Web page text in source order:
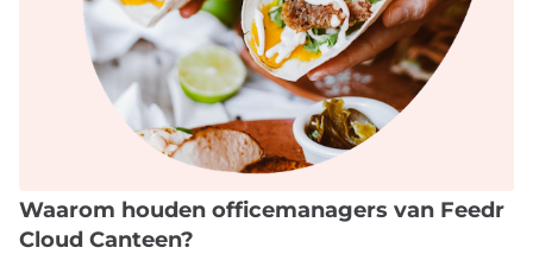
Waarom houden officemanagers van Feedr
Cloud Canteen?